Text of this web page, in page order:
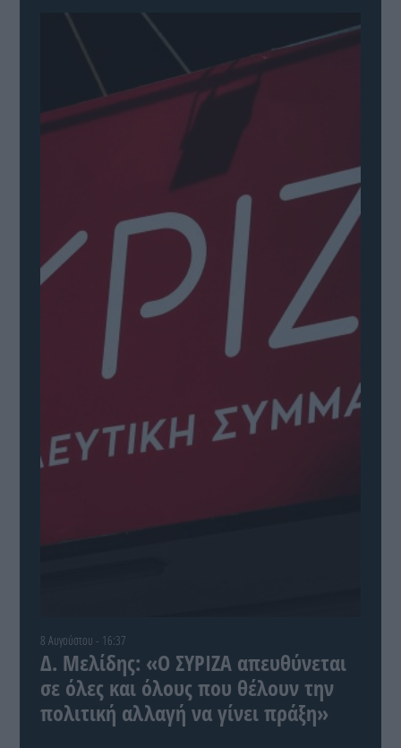
8 Αυγούστου - 16:37
Δ. Μελίδης: «Ο ΣΥΡΙΖΑ απευθύνεται
σε όλες και όλους που θέλουν την
πολιτική αλλαγή να γίνει πράξη»